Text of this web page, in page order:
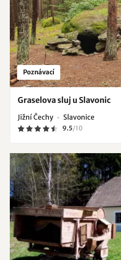
Poznávací
Graselova sluj u Slavonic
Jižní Čechy Slavonice
9.5/10